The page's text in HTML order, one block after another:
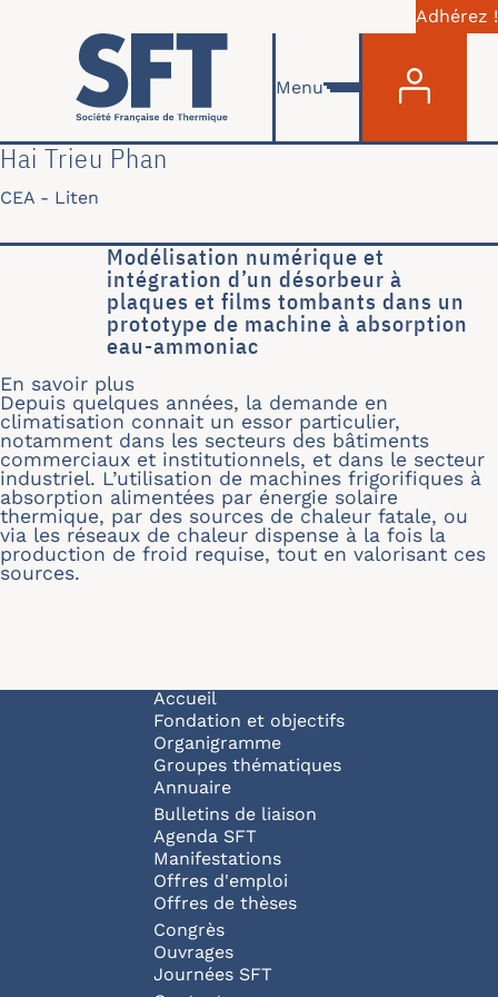
Aller au contenu principal
Adhérez !
Menu
Hai Trieu Phan
CEA - Liten
Modélisation numérique et
intégration d’un désorbeur à
plaques et films tombants dans un
prototype de machine à absorption
eau-ammoniac
En savoir plus
Depuis quelques années, la demande en
climatisation connait un essor particulier,
notamment dans les secteurs des bâtiments
commerciaux et institutionnels, et dans le secteur
industriel. L’utilisation de machines frigorifiques à
absorption alimentées par énergie solaire
thermique, par des sources de chaleur fatale, ou
via les réseaux de chaleur dispense à la fois la
production de froid requise, tout en valorisant ces
sources.
Navigation principale
Accueil
Fondation et objectifs
Organigramme
Groupes thématiques
Annuaire
Bulletins de liaison
Agenda SFT
Manifestations
Offres d'emploi
Offres de thèses
Congrès
Ouvrages
Journées SFT